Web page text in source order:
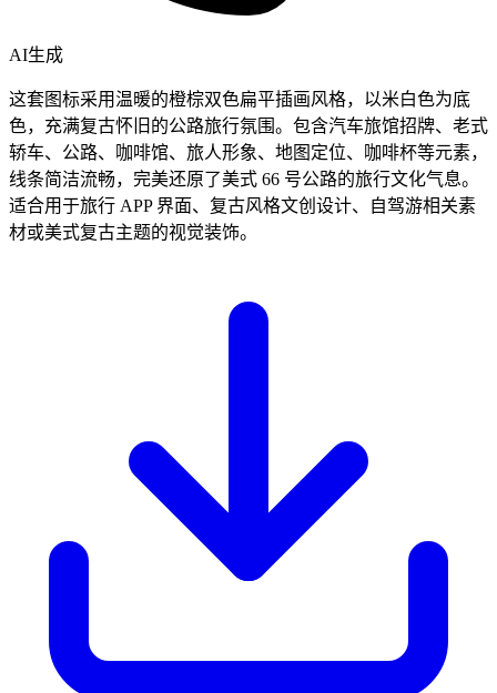
AI生成
这套图标采用温暖的橙棕双色扁平插画风格，以米白色为底
色，充满复古怀旧的公路旅行氛围。包含汽车旅馆招牌、老式
轿车、公路、咖啡馆、旅人形象、地图定位、咖啡杯等元素，
线条简洁流畅，完美还原了美式 66 号公路的旅行文化气息。
适合用于旅行 APP 界面、复古风格文创设计、自驾游相关素
材或美式复古主题的视觉装饰。